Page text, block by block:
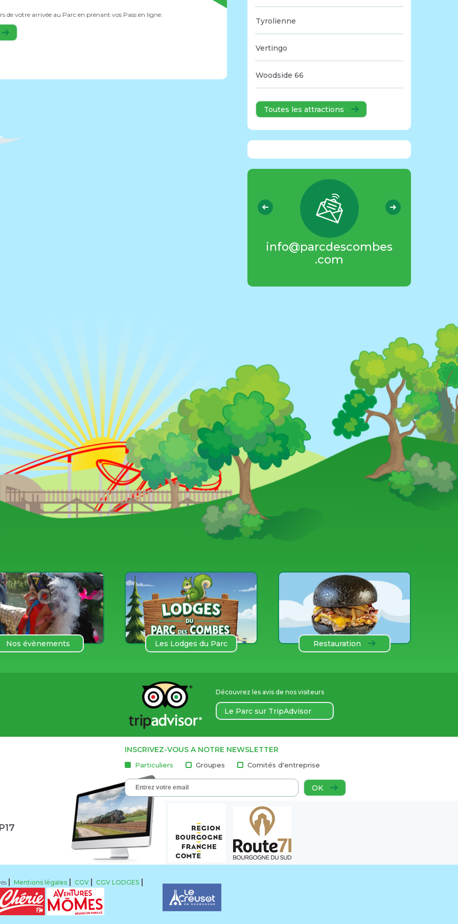
de votre arrivée au Parc en prenant vos Pass en ligne.
Tyrolienne
Vertingo
Woodside 66
Toutes les attractions
info@parcdescombes
.com
Nos évènements
Les Lodges du Parc
Restauration
Découvrez les avis de nos visiteurs
Le Parc sur TripAdvisor
INSCRIVEZ-VOUS A NOTRE NEWSLETTER
Particuliers Groupes Comités d'entreprise
OK
Mentions légales CGV CGV LODGES